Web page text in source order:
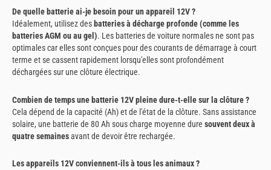
De quelle batterie ai-je besoin pour un appareil 12V ?
Idéalement, utilisez des batteries à décharge profonde (comme les
batteries AGM ou au gel). Les batteries de voiture normales ne sont pas
optimales car elles sont conçues pour des courants de démarrage à court
terme et se cassent rapidement lorsqu'elles sont profondément
déchargées sur une clôture électrique.
Combien de temps une batterie 12V pleine dure-t-elle sur la clôture ?
Cela dépend de la capacité (Ah) et de l'état de la clôture. Sans assistance
solaire, une batterie de 80 Ah sous charge moyenne dure souvent deux à
quatre semainesavant de devoir être rechargée.
Les appareils 12V conviennent-ils à tous les animaux ?